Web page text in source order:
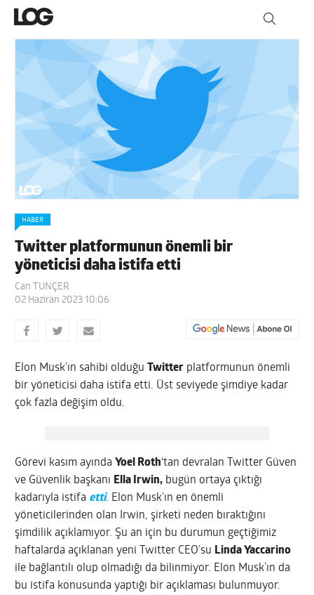
HABER
Twitter platformunun önemli bir
yöneticisi daha istifa etti
Can TUNÇER
02 Haziran 2023 10:06
Elon Musk’ın sahibi olduğu Twitter platformunun önemli
bir yöneticisi daha istifa etti. Üst seviyede şimdiye kadar
çok fazla değişim oldu.
Görevi kasım ayında Yoel Roth‘tan devralan Twitter Güven
ve Güvenlik başkanı Ella Irwin, bugün ortaya çıktığı
kadarıyla istifa etti. Elon Musk’ın en önemli
yöneticilerinden olan Irwin, şirketi neden bıraktığını
şimdilik açıklamıyor. Şu an için bu durumun geçtiğimiz
haftalarda açıklanan yeni Twitter CEO’su Linda Yaccarino
ile bağlantılı olup olmadığı da bilinmiyor. Elon Musk’ın da
bu istifa konusunda yaptığı bir açıklaması bulunmuyor.